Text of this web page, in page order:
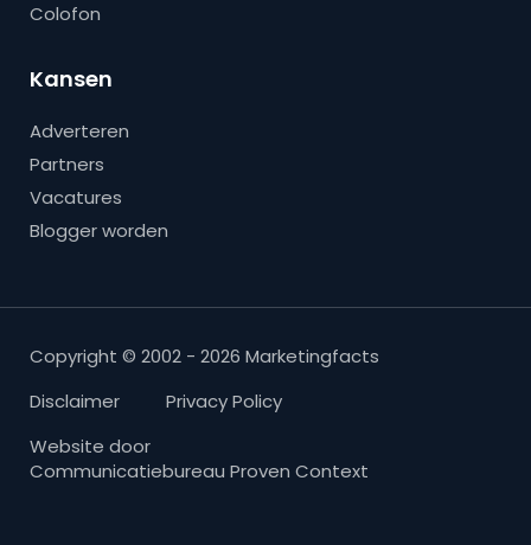
Colofon
Kansen
Adverteren
Partners
Vacatures
Blogger worden
Copyright © 2002 - 2026 Marketingfacts
Disclaimer
Privacy Policy
Website door
Communicatiebureau Proven Context